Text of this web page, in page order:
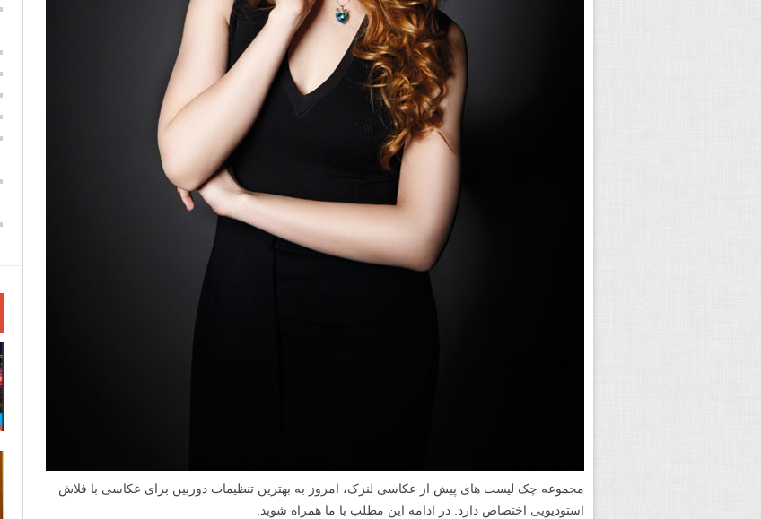
مجموعه چک لیست های پیش از عکاسی لنزک، امروز به بهترین تنظیمات دوربین برای عکاسی با فلاش
استودیویی اختصاص دارد. در ادامه این مطلب با ما همراه شوید.